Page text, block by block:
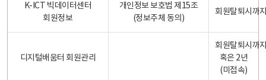
K-ICT 빅데이터센터
회원정보
개인정보 보호법 제15조
(정보주체 동의)
회원탈퇴시까
디지털배움터 회원관리
회원탈퇴시까
혹은 2년
(미접속)